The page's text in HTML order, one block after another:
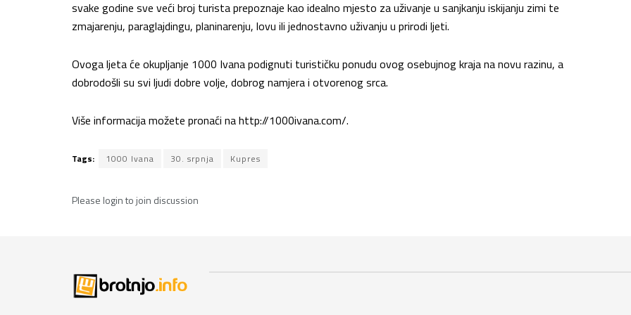
svake godine sve veći broj turista prepoznaje kao idealno mjesto za uživanje u sanjkanju iskijanju zimi te
zmajarenju, paraglajdingu, planinarenju, lovu ili jednostavno uživanju u prirodi ljeti.
Ovoga ljeta će okupljanje 1000 Ivana podignuti turističku ponudu ovog osebujnog kraja na novu razinu, a
dobrodošli su svi ljudi dobre volje, dobrog namjera i otvorenog srca.
Više informacija možete pronaći na http://1000ivana.com/.
Tags: 1000 Ivana 30. srpnja Kupres
Please loginto join discussion